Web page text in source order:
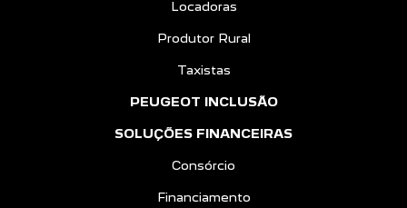
CNPJ e Microempreendedores
Governo
Locadoras
Produtor Rural
Taxistas
PEUGEOT INCLUSÃO
SOLUÇÕES FINANCEIRAS